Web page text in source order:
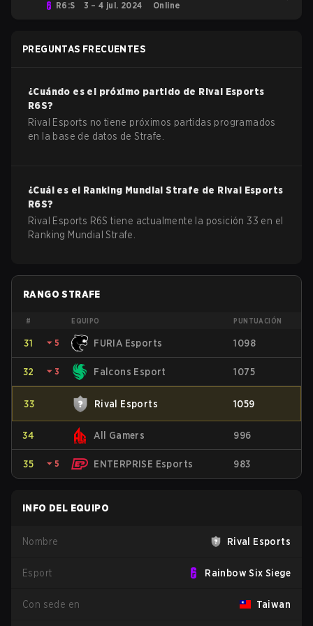
R6:S 3 – 4 jul. 2024 Online
PREGUNTAS FRECUENTES
¿Cuándo es el próximo partido de Rival Esports
R6S?
Rival Esports no tiene próximos partidas programados
en la base de datos de Strafe.
¿Cuál es el Ranking Mundial Strafe de Rival Esports
R6S?
Rival Esports R6S tiene actualmente la posición 33 en el
Ranking Mundial Strafe.
RANGO STRAFE
# EQUIPO PUNTUACIÓN
31 ⏷ 5 FURIA Esports 1098
32 ⏷ 3 Falcons Esport 1075
33 Rival Esports 1059
34 All Gamers 996
35 ⏷ 5 ENTERPRISE Esports 983
INFO DEL EQUIPO
Nombre Rival Esports
Esport Rainbow Six Siege
Con sede en Taiwan